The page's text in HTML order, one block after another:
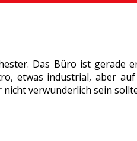
Das Büro ist gerade
etwas industrial, aber
verwunderlich sein